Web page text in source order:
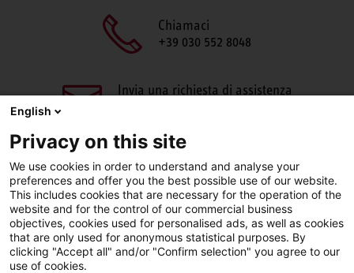
Chiamaci
+39 030 552 8048
Invia una richiesta di assistenza
Facebook LinkedIn Instagram
English
Privacy on this site
We use cookies in order to understand and analyse your
preferences and offer you the best possible use of our website.
This includes cookies that are necessary for the operation of the
website and for the control of our commercial business
objectives, cookies used for personalised ads, as well as cookies
that are only used for anonymous statistical purposes. By
clicking "Accept all" and/or "Confirm selection" you agree to our
use of cookies.